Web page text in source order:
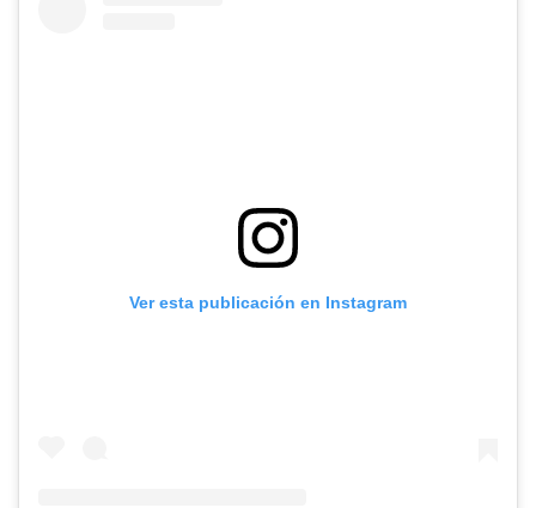
Ver esta publicación en Instagram